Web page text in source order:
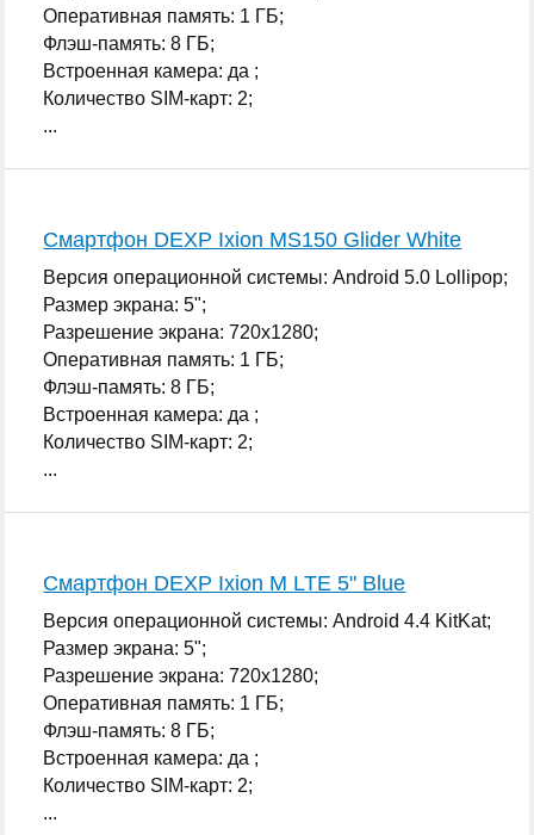
Оперативная память: 1 ГБ;
Флэш-память: 8 ГБ;
Встроенная камера: да ;
Количество SIM-карт: 2;
...
Смартфон DEXP Ixion MS150 Glider White
Версия операционной системы: Android 5.0 Lollipop;
Размер экрана: 5";
Разрешение экрана: 720x1280;
Оперативная память: 1 ГБ;
Флэш-память: 8 ГБ;
Встроенная камера: да ;
Количество SIM-карт: 2;
...
Смартфон DEXP Ixion M LTE 5" Blue
Версия операционной системы: Android 4.4 KitKat;
Размер экрана: 5";
Разрешение экрана: 720x1280;
Оперативная память: 1 ГБ;
Флэш-память: 8 ГБ;
Встроенная камера: да ;
Количество SIM-карт: 2;
...